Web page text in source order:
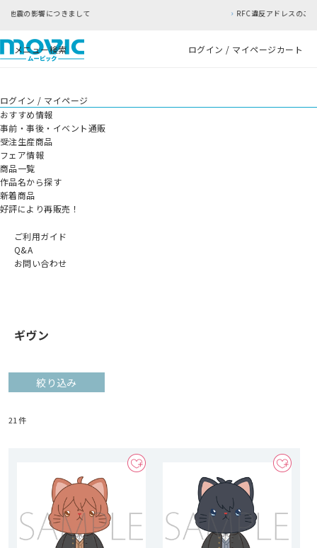
RFC違反アドレスのご利用について
メニュー検索 ログイン / マイページカート
ログイン / マイページ
おすすめ情報
事前・事後・イベント通販
受注生産商品
フェア情報
商品一覧
作品名から探す
新着商品
好評により再販売！
ご利用ガイド
Q&A
お問い合わせ
ギヴン
絞り込み
21 件